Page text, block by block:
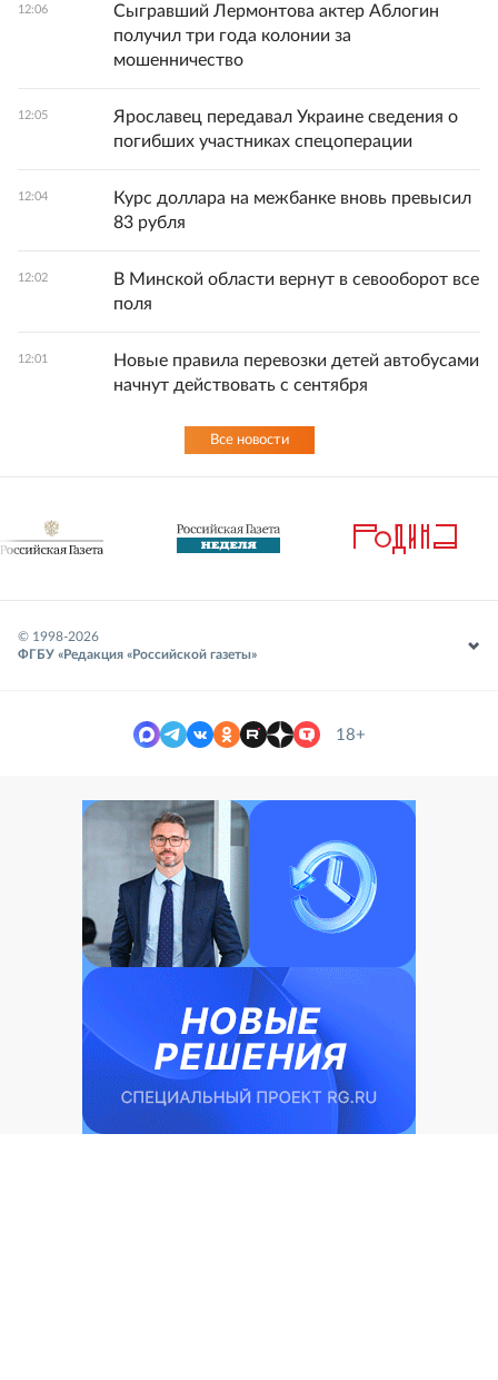
12:06
Сыгравший Лермонтова актер Аблогин
получил три года колонии за
мошенничество
12:05
Ярославец передавал Украине сведения о
погибших участниках спецоперации
12:04
Курс доллара на межбанке вновь превысил
83 рубля
12:02
В Минской области вернут в севооборот все
поля
12:01
Новые правила перевозки детей автобусами
начнут действовать с сентября
Все новости
© 1998-2026
ФГБУ «Редакция «Российской газеты»
18+